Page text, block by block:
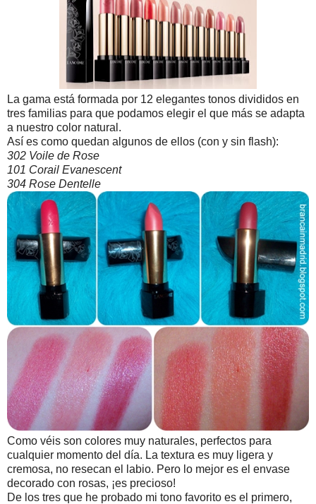
La gama está formada por 12 elegantes tonos divididos en
tres familias para que podamos elegir el que más se adapta
a nuestro color natural.
Así es como quedan algunos de ellos (con y sin flash):
302 Voile de Rose
101 Corail Evanescent
304 Rose Dentelle
Como véis son colores muy naturales, perfectos para
cualquier momento del día. La textura es muy ligera y
cremosa, no resecan el labio. Pero lo mejor es el envase
decorado con rosas, ¡es precioso!
De los tres que he probado mi tono favorito es el primero,